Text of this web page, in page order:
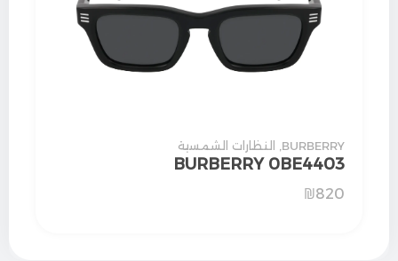
BURBERRY النظارات الشمسية
BURBERRY 0BE4403
₪820